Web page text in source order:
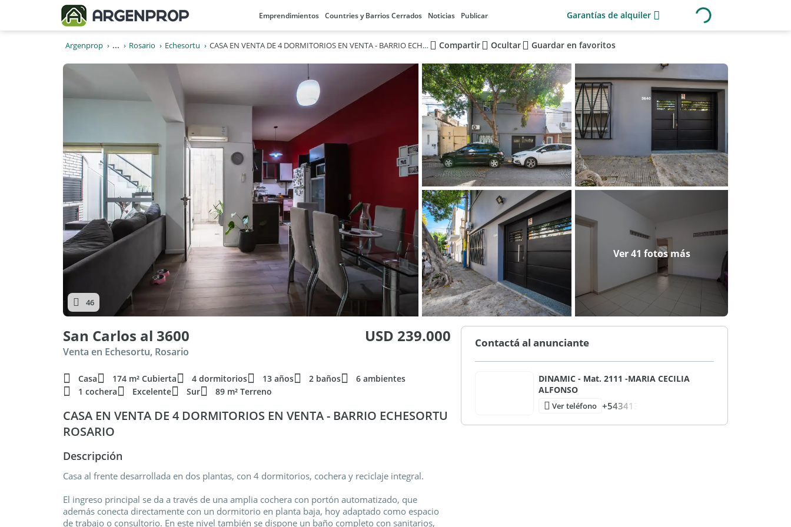
Emprendimientos Countries y Barrios Cerrados Noticias Publicar Garantías de alquiler
Argenprop ... Rosario Echesortu CASA EN VENTA DE 4 DORMITORIOS EN VENTA - BARRIO ECHESORTU ROSARIO Compartir Ocultar Guardar en favoritos
Ver 41 fotos más
46
San Carlos al 3600 USD 239.000
Venta en Echesortu, Rosario
Casa 174 m² Cubierta 4 dormitorios 13 años 2 baños
6 ambientes
1 cochera
Excelente Sur 89 m² Terreno
CASA EN VENTA DE 4 DORMITORIOS EN VENTA - BARRIO ECHESORTU
ROSARIO
Descripción
Casa al frente desarrollada en dos plantas, con 4 dormitorios, cochera y reciclaje integral.
El ingreso principal se da a través de una amplia cochera con portón automatizado, que
además conecta directamente con un dormitorio en planta baja, hoy adaptado como espacio
de trabajo o consultorio. En este nivel también se dispone un baño completo con sanitarios,
Contactá al anunciante
DINAMIC - Mat. 2111 -MARIA CECILIA
ALFONSO
Ver teléfono +543413